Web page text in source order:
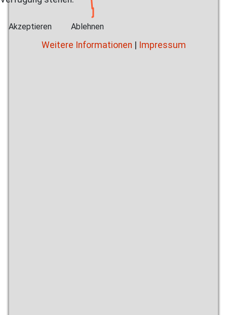
Akzeptieren Ablehnen
Weitere Informationen Impressum